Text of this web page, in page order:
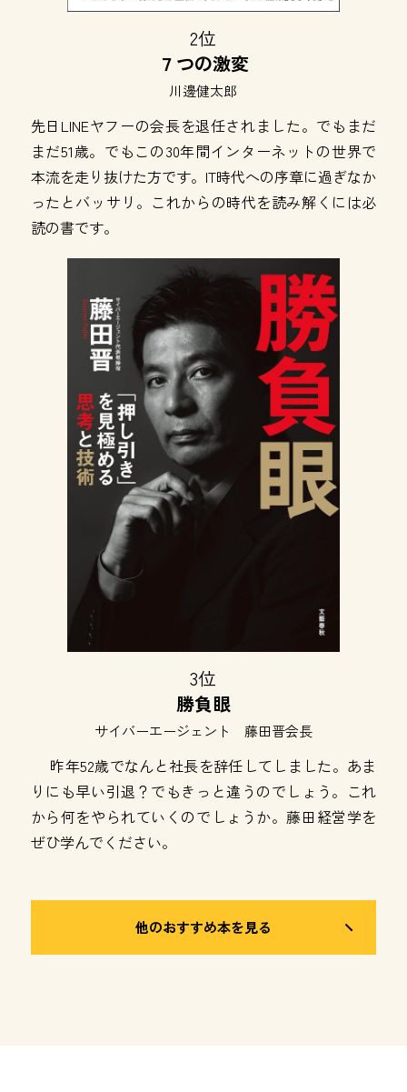
2位
７つの激変
川邊健太郎
先日LINEヤフーの会長を退任されました。でもまだ
まだ51歳。でもこの30年間インターネットの世界で
本流を走り抜けた方です。IT時代への序章に過ぎなか
ったとバッサリ。これからの時代を読み解くには必
読の書です。
3位
勝負眼
サイバーエージェント 藤田晋会長
昨年52歳でなんと社長を辞任してしました。あま
りにも早い引退？でもきっと違うのでしょう。これ
から何をやられていくのでしょうか。藤田経営学を
ぜひ学んでください。
他のおすすめ本を見る